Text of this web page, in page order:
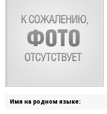
Имя на родном языке: